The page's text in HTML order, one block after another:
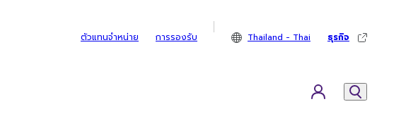
ตัวแทนจำหน่าย การรองรับ Thailand - Thai ธุรกิจ